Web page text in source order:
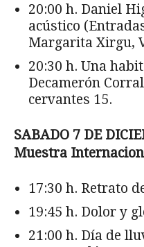
20:00 h. Daniel
acústico
Margarita Xirgu,
20:30 h. Una
Decamerón
cervantes 15.
SABADO 7 DE
Muestra
17:30 h. Retrato
19:45 h. Dolor y
21:00 h. Día de